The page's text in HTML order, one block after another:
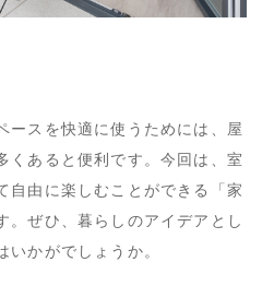
ースを快適に使うためには、屋
くあると便利です。今回は、室
自由に楽しむことができる「家
。ぜひ、暮らしのアイデアとし
かがでしょうか。